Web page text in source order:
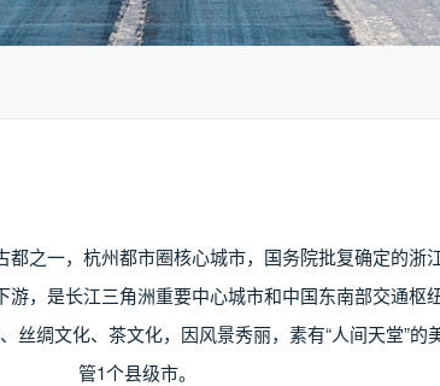
之一，杭州都市圈核心城市，国务院批复确定的浙
，是长江三角洲重要中心城市和中国东南部交通枢
绸文化、茶文化，因风景秀丽，素有“人间天堂”
管1个县级市。